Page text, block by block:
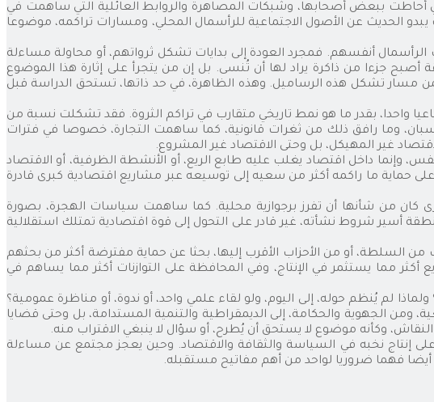
أحاطت ببعض أصحابها، وشبكات المصاهرة والروابط العائلية التي ساهمت في
الحديث عن الأصول الاجتماعية للرأسمال المحلي، ومسارات تراكمه، موضوعا
الرأسمال أنفسهم. فمجرد العودة إلى بدايات تشكل ثرواتهم، أو محاولة مساءلة
جزءا من ذاكرة يراد لها أن تُنسى. بل إن من يتجرأ على إثارة هذا الموضوع
تشكل هذه الرساميل. وهذه الظاهرة، في حد ذاتها، تستحق الدراسة قبل
واحدا، بقدر ما هو نمط تاريخي متقارب في تراكم الثروة. فقد تشكلت نسبة من
وما رافق ذلك من ثغرات قانونية، كما ساهمت التجارة، خصوصا في فترات
غير المهيكل، بل وحتى الاقتصاد غير المشروع.
وإنما داخل اقتصاد يغلب عليه طابع الريع، أو الأنشطة الظرفية، أو الاقتصاد
حماية ما راكمه أكثر من سعيه إلى توسيعه عبر مشاريع اقتصادية كبرى قادرة
من شأنها أن تفرز برجوازية محلية. كما ساهمت سياسات الهجرة، بصورة
أسير شروط نشأته، غير قادر على التحول إلى قوة اقتصادية تمتلك استقلالية
السلطة، أو من الأحزاب الأقرب إليها، بحثا عن حماية مفترضة أكثر من بحثهم
مما يستثمر في الإنتاج، وفي المحافظة على التوازنات أكثر مما يساهم في
لم يُنظم حوله، إلى اليوم، ولو لقاء علمي واحد، أو ندوة، أو مناظرة عمومية؟
ومن الجهوية والحكامة، إلى الديمقراطية والتنمية المستدامة، بل وحتى قضايا
وكأنه موضوع لا يستحق أن يُطرح، أو سؤال لا ينبغي الاقتراب منه.
نخبه في السياسة والثقافة والاقتصاد. وحين يعجز مجتمع عن مساءلة
أيضا فهما ضروريا لواحد من أهم مفاتيح مستقبله.